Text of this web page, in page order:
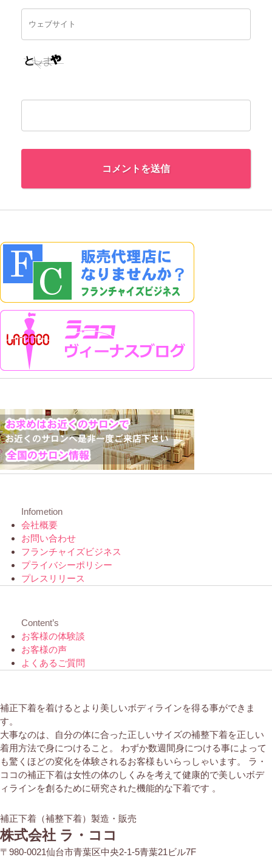
Infometion
会社概要
お問い合わせ
フランチャイズビジネス
プライバシーポリシー
プレスリリース
Content’s
お客様の体験談
お客様の声
よくあるご質問
補正下着を着けるとより美しいボディラインを得る事ができま
す。
大事なのは、自分の体に合った正しいサイズの補整下着を正しい
着用方法で身につけること。 わずか数週間身につける事によって
も驚くほどの変化を体験されるお客様もいらっしゃいます。 ラ・
ココの補正下着は女性の体のしくみを考えて健康的で美しいボデ
ィラインを創るために研究された機能的な下着です 。
補正下着（補整下着）製造・販売
株式会社 ラ・ココ
〒980-0021仙台市青葉区中央2-1-5青葉21ビル7F